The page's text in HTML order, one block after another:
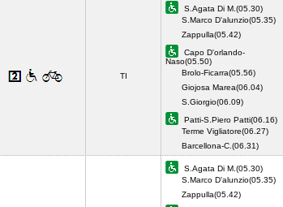
TI
S.Agata Di M.(05.30)
S.Marco D'alunzio(05.35)
Zappulla(05.42)
Capo D'orlando-
Naso(05.50)
Brolo-Ficarra(05.56)
Giojosa Marea(06.04)
S.Giorgio(06.09)
Patti-S.Piero Patti(06.16)
Terme Vigliatore(06.27)
Barcellona-C.(06.31)
S.Agata Di M.(05.30)
S.Marco D'alunzio(05.35)
Zappulla(05.42)